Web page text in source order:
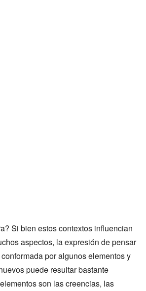
Si bien estos contextos influencian
aspectos, la expresión de pensar
conformada por algunos elementos y
puede resultar bastante
son las creencias, las